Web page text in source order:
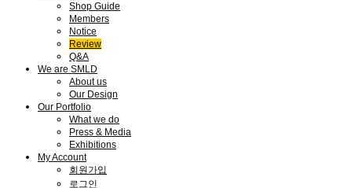
Shop Guide
Members
Notice
Review
Q&A
We are SMLD
About us
Our Design
Our Portfolio
What we do
Press & Media
Exhibitions
My Account
회원가입
로그인